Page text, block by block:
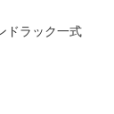
ドラック一式